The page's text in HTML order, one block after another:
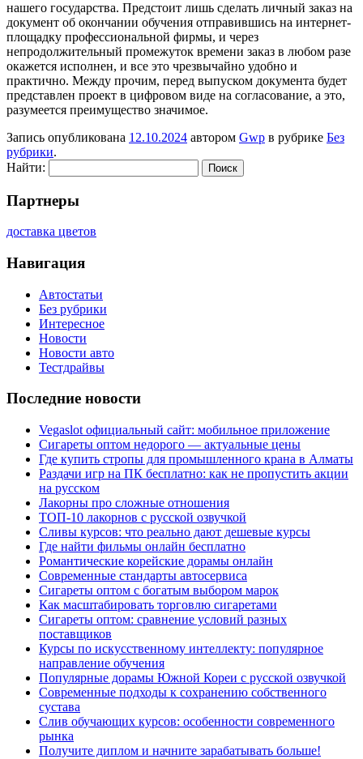
нашего государства. Предстоит лишь сделать личный заказ на
документ об окончании обучения отправившись на интернет-
площадку профессиональной фирмы, и через
непродолжительный промежуток времени заказ в любом разе
окажется исполнен, и все это чрезвычайно удобно и
практично. Между прочим, перед выпуском документа будет
представлен проект в цифровом виде на согласование, а это,
разумеется преимущество значимое.
Запись опубликована 12.10.2024 автором Gwp в рубрике Без
рубрики.
Найти:
Партнеры
доставка цветов
Навигация
Автостатьи
Без рубрики
Интересное
Новости
Новости авто
Тестдрайвы
Последние новости
Vegaslot официальный сайт: мобильное приложение
Сигареты оптом недорого — актуальные цены
Где купить стропы для промышленного крана в Алматы
Раздачи игр на ПК бесплатно: как не пропустить акции
на русском
Лакорны про сложные отношения
ТОП-10 лакорнов с русской озвучкой
Сливы курсов: что реально дают дешевые курсы
Где найти фильмы онлайн бесплатно
Романтические корейские дорамы онлайн
Современные стандарты автосервиса
Сигареты оптом с богатым выбором марок
Как масштабировать торговлю сигаретами
Сигареты оптом: сравнение условий разных
поставщиков
Курсы по искусственному интеллекту: популярное
направление обучения
Популярные дорамы Южной Кореи с русской озвучкой
Современные подходы к сохранению собственного
сустава
Слив обучающих курсов: особенности современного
рынка
Получите диплом и начните зарабатывать больше!